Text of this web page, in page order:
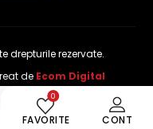
CONT
FAVORITE
0
drepturile rezervate.
de Ecom Digital